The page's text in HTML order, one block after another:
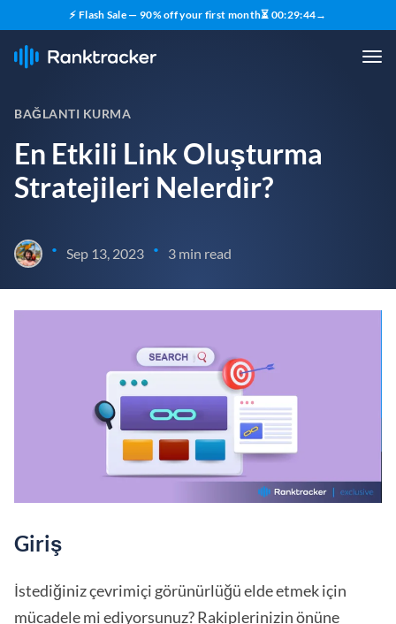
⚡ Flash Sale — 90% off your first month⏳ 00:29:43→
BAĞLANTI KURMA
En Etkili Link Oluşturma
Stratejileri Nelerdir?
• Sep 13, 2023 • 3 min read
Giriş
İstediğiniz çevrimiçi görünürlüğü elde etmek için
mücadele mi ediyorsunuz? Rakiplerinizin önüne